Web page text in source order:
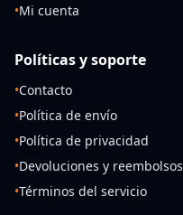
•Mi cuenta
Políticas y soporte
•Contacto
•Política de envío
•Política de privacidad
•Devoluciones y reembolsos
•Términos del servicio